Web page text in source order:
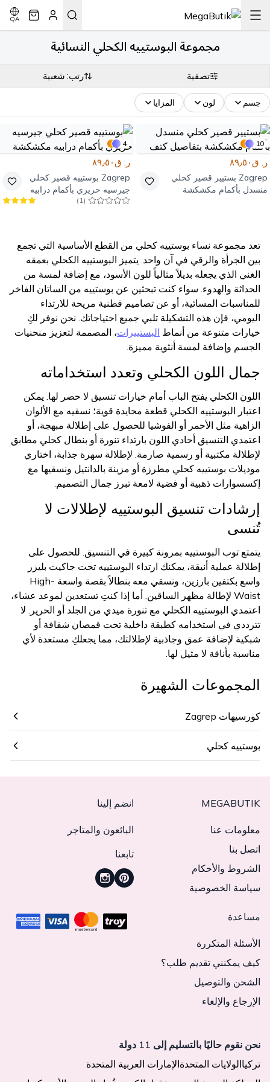
QA
مجموعة البوستييه الكحلي النسائية
تصفية رتب: شعبية
جسم لون المزايا
10
ر. ق٨٩٫٥٠
Zagrep بستيير قصير كحلي
منسدل بأكمام مكشكشة
4
ر. ق٨٩٫٥٠
Zagrep بوستييه قصير كحلي
جيرسيه حريري بأكمام درابيه
مكشكشة
(
1
)
تعد مجموعة نساء بوستييه كحلي من القطع الأساسية التي تجمع
بين الجرأة والرقي في آن واحد. يتميز البوستييه الكحلي بعمقه
الغني الذي يجعله بديلاً مثالياً للون الأسود، مع إضافة لمسة من
الحداثة والهدوء. سواء كنت تبحثين عن بوستييه من الساتان الفاخر
للمناسبات المسائية، أو عن تصاميم قطنية مريحة للارتداء
اليومي، فإن هذه التشكيلة تلبي جميع احتياجاتك. نحن نوفر لكِ
خيارات متنوعة من أنماط البستييرات، المصممة لتعزيز منحنيات
الجسم وإضافة لمسة أنثوية مميزة.
جمال اللون الكحلي وتعدد استخداماته
اللون الكحلي يفتح الباب أمام خيارات تنسيق لا حصر لها. يمكن
اعتبار البوستييه الكحلي قطعة محايدة قوية؛ نسقيه مع الألوان
الزاهية مثل الأحمر أو الفوشيا للحصول على إطلالة مبهجة، أو
اعتمدي التنسيق أحادي اللون بارتداء تنورة أو بنطال كحلي مطابق
لإطلالة مكتبية أو رسمية صارمة. لإطلالة سهرة جذابة، اختاري
موديلات بوستييه كحلي مطرزة أو مزينة بالدانتيل ونسقيها مع
إكسسوارات ذهبية أو فضية لامعة تبرز جمال التصميم.
إرشادات تنسيق البوستييه لإطلالات لا
تُنسى
يتمتع توب البوستييه بمرونة كبيرة في التنسيق. للحصول على
إطلالة عملية أنيقة، يمكنك ارتداء البوستييه تحت جاكيت بليزر
واسع بكتفين بارزين، ونسقي معه بنطالاً بقصة واسعة High-
Waist لإطالة مظهر الساقين. أما إذا كنتِ تستعدين لموعد عشاء،
اعتمدي البوستييه الكحلي مع تنورة ميدي من الجلد أو الحرير. لا
تترددي في استخدامه كطبقة داخلية تحت قمصان شفافة أو
شبكية لإضافة عمق وجاذبية لإطلالتك، مما يجعلكِ مستعدة لأي
مناسبة بأناقة لا مثيل لها.
المجموعات الشهيرة
كورسيهات Zagrep
بوستييه كحلي
MEGABUTIK
معلومات عنا
اتصل بنا
الشروط والأحكام
سياسة الخصوصية
انضم إلينا
البائعون والمتاجر
تابعنا
مساعدة
الأسئلة المتكررة
كيف يمكنني تقديم طلب؟
الشحن والتوصيل
الإرجاع والإلغاء
نحن نقوم حاليًا بالتسليم إلى 11 دولة
تركياالولايات المتحدةالإمارات العربية المتحدة